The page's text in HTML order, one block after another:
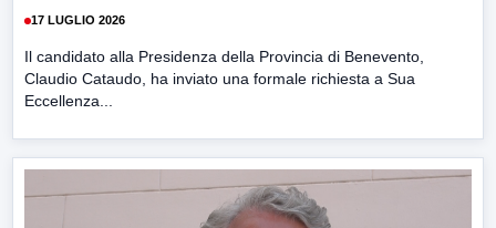
17 LUGLIO 2026
Il candidato alla Presidenza della Provincia di Benevento,
Claudio Cataudo, ha inviato una formale richiesta a Sua
Eccellenza...